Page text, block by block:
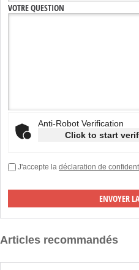
VOTRE QUESTION
Anti-Robot Verification
Click to start
J'accepte la déclaration de
Articles recommandés